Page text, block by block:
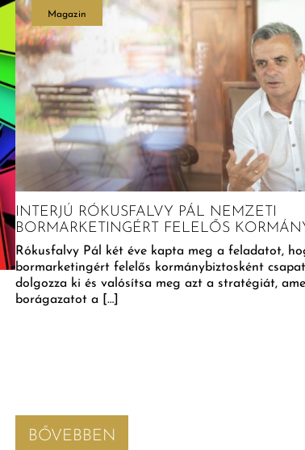
Magazin
INTERJÚ RÓKUSFALVY PÁL NEMZETI
BORMARKETINGÉRT FELELŐS
Rókusfalvy Pál két éve kapta meg a feladatot,
bormarketingért felelős kormánybiztosként
dolgozza ki és valósítsa meg azt a stratégiát,
borágazatot a […]
BŐVEBBEN